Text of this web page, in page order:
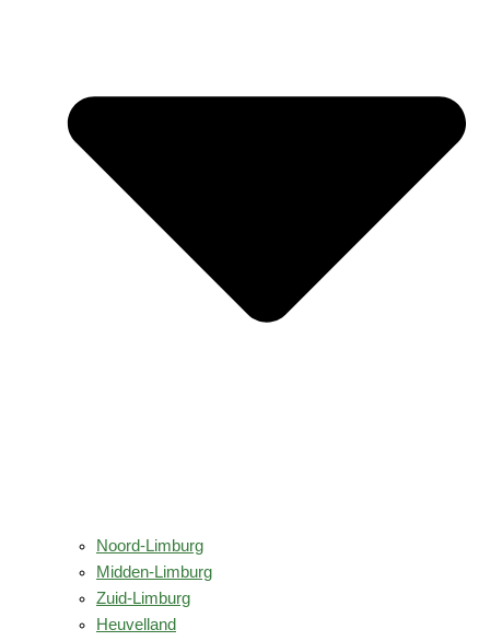
Noord-Limburg
Midden-Limburg
Zuid-Limburg
Heuvelland